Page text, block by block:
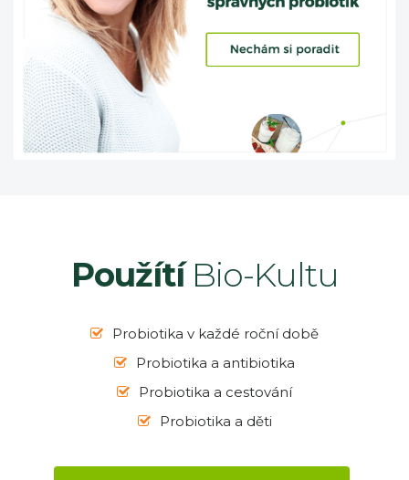
PoužítíBio-Kultu
Probiotika v každé roční době
Probiotika a antibiotika
Probiotika a cestování
Probiotika a děti